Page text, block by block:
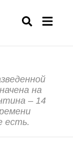
на
– 14
есть.